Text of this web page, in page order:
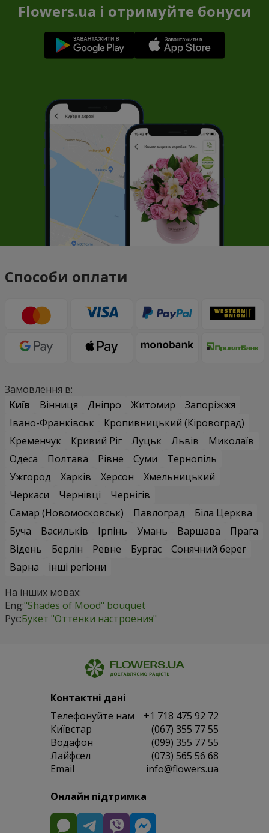
Flowers.ua і отримуйте бонуси
Способи оплати
Замовлення в:
Київ
Вінниця Дніпро Житомир
Запоріжжя
Івано-Франківськ
Кропивницький (Кіровоград)
Кременчук
Кривий Ріг Луцьк Львів
Миколаїв
Одеса
Полтава Рівне Суми
Тернопіль
Ужгород
Харків Херсон
Хмельницький
Черкаси
Чернівці
Чернігів
Самар (Новомосковськ)
Павлоград
Біла Церква
Буча
Васильків Ірпінь Умань Варшава
Прага
Відень
Берлін Ревне Бургас
Сонячний берег
Варна
інші регіони
На інших мовах:
Eng:"Shades of Mood" bouquet
Рус:Букет "Оттенки настроения"
Контактні дані
Телефонуйте нам
+1 718 475 92 72
Київстар
(067) 355 77 55
Водафон
(099) 355 77 55
Лайфсел
(073) 565 56 68
Email
info@flowers.ua
Онлайн підтримка